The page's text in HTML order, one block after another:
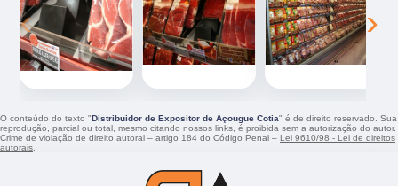
‹ ›
O conteúdo do texto "Distribuidor de Expositor de Açougue Cotia" é de direito reservado. Sua
reprodução, parcial ou total, mesmo citando nossos links, é proibida sem a autorização do autor.
Crime de violação de direito autoral – artigo 184 do Código Penal – Lei 9610/98 - Lei de direitos
autorais.